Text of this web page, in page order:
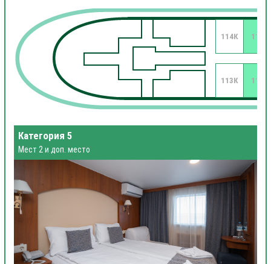
111
112
113К
114К
Категория 5
Мест 2 и доп. место